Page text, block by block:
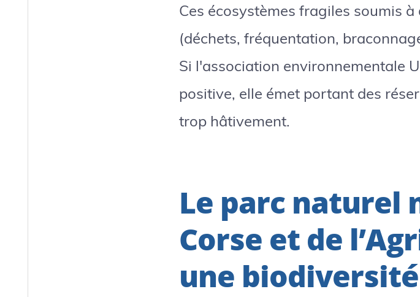
Ces écosystèmes fragiles soumis
(déchets, fréquentation,
Si l'association environnementale
positive, elle émet portant des
trop hâtivement.
Le parc naturel
Corse et de
une